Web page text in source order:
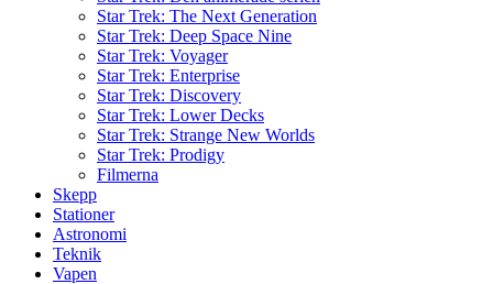
Star Trek: The Next Generation
Star Trek: Deep Space Nine
Star Trek: Voyager
Star Trek: Enterprise
Star Trek: Discovery
Star Trek: Lower Decks
Star Trek: Strange New Worlds
Star Trek: Prodigy
Filmerna
Skepp
Stationer
Astronomi
Teknik
Vapen